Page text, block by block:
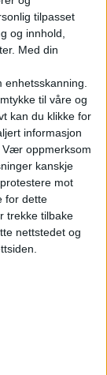
tilpasset
og innhold,
Med din
til våre og
kan du klikke for
informasjon
Vær oppmerksom
kanskje
mot
for dette
trekke tilbake
nettstedet og
delen av
annet
sentralt
om
partier i
Rødt,